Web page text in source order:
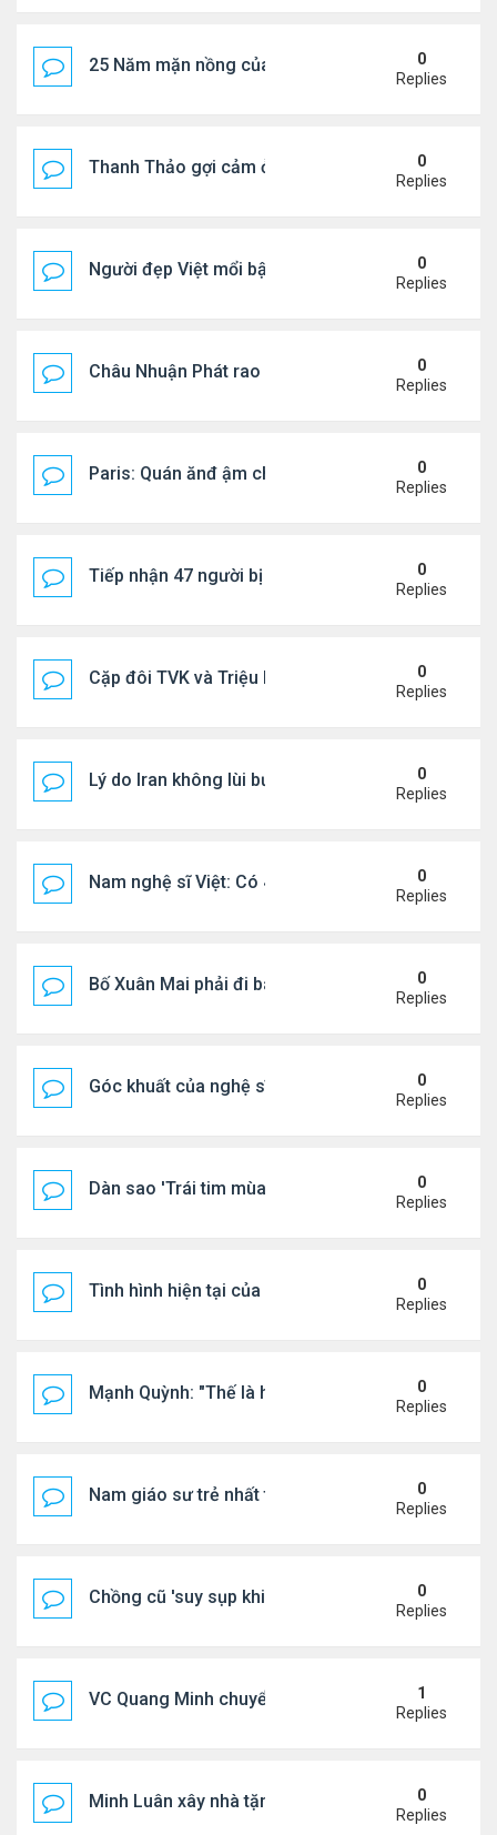
25 Năm mặn nồng của 'Điệp viên 007'
0
Replies
Thanh Thảo gợi cảm ở tuổi 49
0
Replies
Người đẹp Việt mổi bật giữa dàn sao châu Á
0
Replies
Châu Nhuận Phát rao bán tài sản
0
Replies
Paris: Quán ănđ ậm chất Việt đông kín khách chờ
0
Replies
Tiếp nhận 47 người bị Mỹ trục xuất, Công an
0
Replies
Cặp đôi TVK và Triệu Mẫn được yêu thích nhất
0
Replies
Lý do Iran không lùi bước trước lời đe dọa của
0
Replies
Nam nghệ sĩ Việt: Có 4 nhà ở Pháp, sống gần
0
Replies
Bố Xuân Mai phải đi bán cơm ở Mỹ
0
Replies
Góc khuất của nghệ sĩ Hoài Tâm
0
Replies
Dàn sao 'Trái tim mùa thu' sau 26 năm
0
Replies
Tình hình hiện tại của Quang Lê
0
Replies
Mạnh Quỳnh: "Thế là hết"
0
Replies
Nam giáo sư trẻ nhất thế giới ở tuổi 18
0
Replies
Chồng cũ 'suy sụp khi biết tin Nicole Kidman có
0
Replies
VC Quang Minh chuyển về tổ ấm
1
Replies
Minh Luân xây nhà tặng cha mẹ
0
Replies